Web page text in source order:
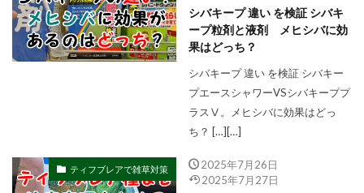
シバキープ 違い を検証 シバキ
ープ粒剤と液剤 メヒシバに効
果はどっち？
シバキープ 違い を検証 シバキー
プエースシャワーVSシバキーププ
ラスⅤ。メヒシバに効果はどっ
ち？ […][…]
ティフブレアで雑草対策
2025年7月26日
2025年7月27日